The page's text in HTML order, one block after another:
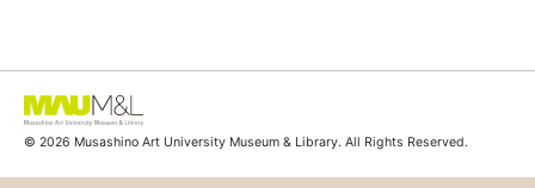
© 2026 Musashino Art University Museum & Library. All Rights Reserved.